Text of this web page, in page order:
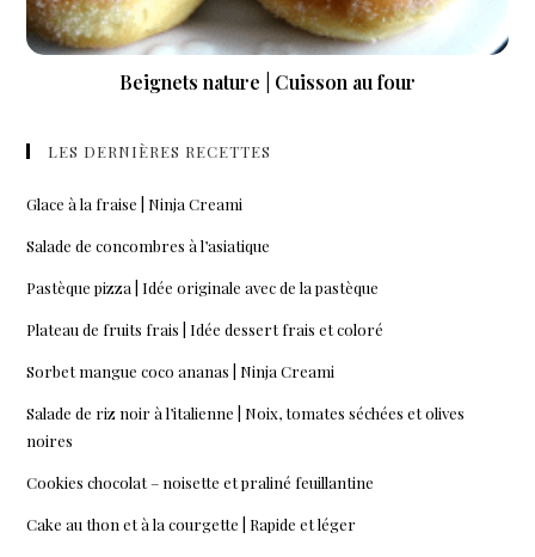
Beignets nature | Cuisson au four
LES DERNIÈRES RECETTES
Glace à la fraise | Ninja Creami
Salade de concombres à l’asiatique
Pastèque pizza | Idée originale avec de la pastèque
Plateau de fruits frais | Idée dessert frais et coloré
Sorbet mangue coco ananas | Ninja Creami
Salade de riz noir à l’italienne | Noix, tomates séchées et olives
noires
Cookies chocolat – noisette et praliné feuillantine
Cake au thon et à la courgette | Rapide et léger